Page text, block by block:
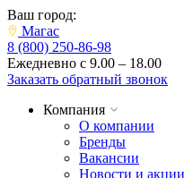
Ваш город:
Магас
8 (800) 250-86-98
Ежедневно с 9.00 – 18.00
Заказать обратный звонок
Компания
О компании
Бренды
Вакансии
Новости и акции